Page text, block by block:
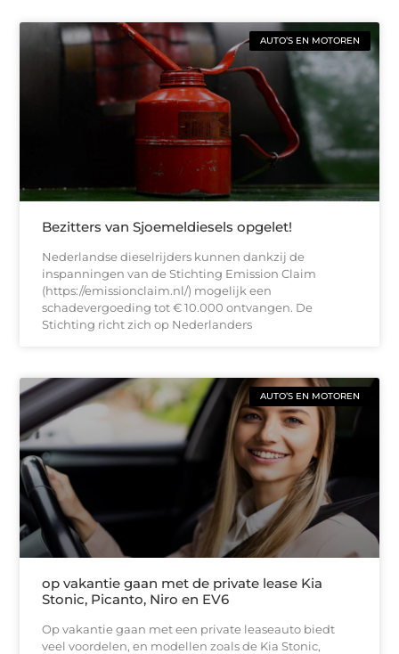
AUTO’S EN MOTOREN
Bezitters van Sjoemeldiesels opgelet!
Nederlandse dieselrijders kunnen dankzij de
inspanningen van de Stichting Emission Claim
(https://emissionclaim.nl/) mogelijk een
schadevergoeding tot € 10.000 ontvangen. De
Stichting richt zich op Nederlanders
AUTO’S EN MOTOREN
op vakantie gaan met de private lease Kia
Stonic, Picanto, Niro en EV6
Op vakantie gaan met een private leaseauto biedt
veel voordelen, en modellen zoals de Kia Stonic,